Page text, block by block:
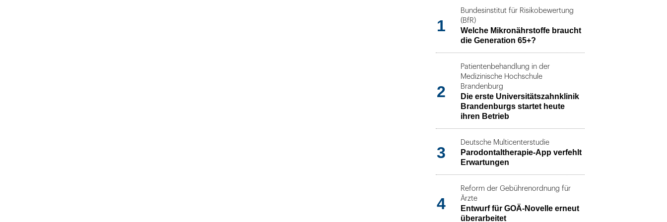
1
Bundesinstitut für Risikobewertung
(BfR)
Welche Mikronährstoffe braucht
die Generation 65+?
2
Patientenbehandlung in der
Medizinische Hochschule
Brandenburg
Die erste Universitätszahnklinik
Brandenburgs startet heute
ihren Betrieb
3
Deutsche Multicenterstudie
Parodontaltherapie-App verfehlt
Erwartungen
4
Reform der Gebührenordnung für
Ärzte
Entwurf für GOÄ-Novelle erneut
überarbeitet